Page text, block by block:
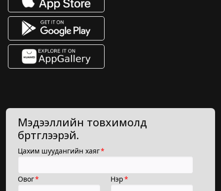
Мэдээллийн товхимолд
бүртгүүлээрэй.